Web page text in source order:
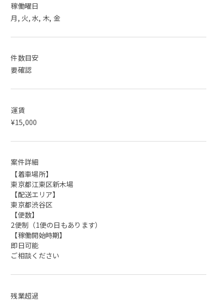
稼働曜日
月, 火, 水, 木, 金
件数目安
要確認
運賃
¥15,000
案件詳細
【着車場所】
東京都江東区新木場
【配送エリア】
東京都渋谷区
【便数】
2便制（1便の日もあります）
【稼働開始時期】
即日可能
ご相談ください
残業超過